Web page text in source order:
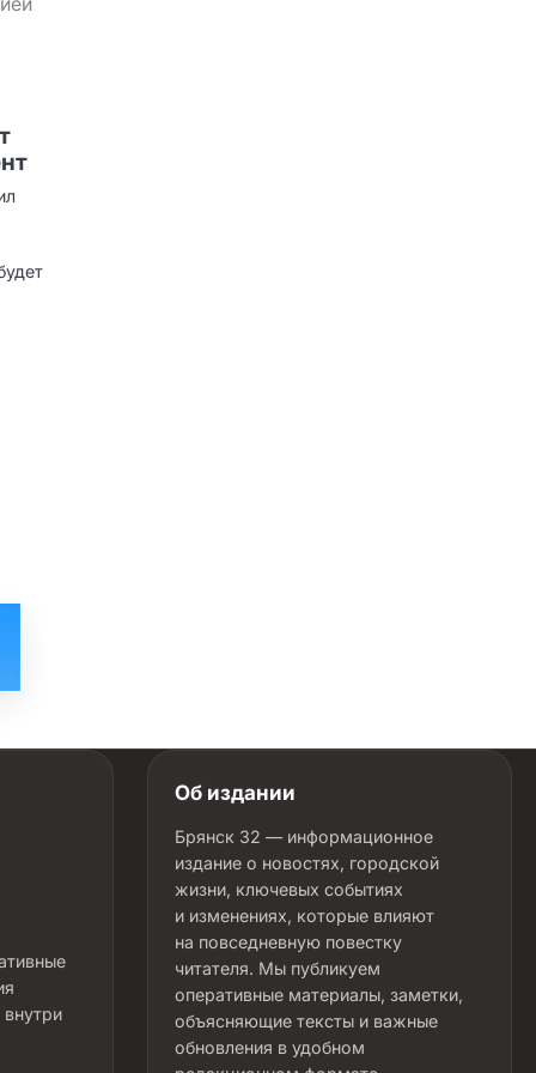
Об издании
Брянск 32 — информационное
издание о новостях, городской
жизни, ключевых событиях
и изменениях, которые влияют
на повседневную повестку
читателя. Мы публикуем
оперативные материалы, заметки,
объясняющие тексты и важные
обновления в удобном